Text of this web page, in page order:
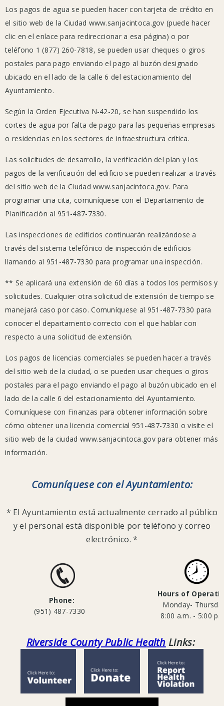
sigue
trabajando)
Centro
comunitario
(hasta
el
30/04/2020)
Instalaciones
recreativas
del
parque
Sallee
(hasta
el
30/04/2020)
Mansión
y
Museo
(hasta
el
30/04/2020)
Cierres
de
la
biblioteca
del
condado
Todas
las
bibliotecas
cerradas
desde
15
de
hasta
Los pagos de agua se pueden hacer con tarjeta de crédito en
el sitio web de la Ciudad www.sanjacintoca.gov (puede hacer
clic en el enlace para redireccionar a esa página) o por
teléfono 1 (877) 260-7818, se pueden usar cheques o giros
postales para pago enviando el pago al buzón designado
ubicado en el lado de la calle 6 del estacionamiento del
Ayuntamiento.
Según la Orden Ejecutiva N-42-20, se han suspendido los
cortes de agua por falta de pago para las pequeñas empresas
o residencias en los sectores de infraestructura crítica.
Las solicitudes de desarrollo, la verificación del plan y los
pagos de la verificación del edificio se pueden realizar a través
del sitio web de la Ciudad www.sanjacintoca.gov. Para
programar una cita, comuníquese con el Departamento de
Planificación al 951-487-7330.
Las inspecciones de edificios continuarán realizándose a
través del sistema telefónico de inspección de edificios
llamando al 951-487-7330 para programar una inspección.
** Se aplicará una extensión de 60 días a todos los permisos y
solicitudes. Cualquier otra solicitud de extensión de tiempo se
manejará caso por caso. Comuníquese al 951-487-7330 para
conocer el departamento correcto con el que hablar con
respecto a una solicitud de extensión.
Los pagos de licencias comerciales se pueden hacer a través
del sitio web de la ciudad, o se pueden usar cheques o giros
postales para el pago enviando el pago al buzón ubicado en el
lado de la calle 6 del estacionamiento del Ayuntamiento.
Comuníquese con Finanzas para obtener información sobre
cómo obtener una licencia comercial 951-487-7330 o visite el
sitio web de la ciudad www.sanjacintoca.gov para obtener más
información.
Comuníquese con el Ayuntamiento:
* El Ayuntamiento está actualmente cerrado al público
y el personal está disponible por teléfono y correo
electrónico. *
Phone:
(951) 487-7330
Hours of
Monday-
8:00 a.m. - 5:00
Riverside County Public Health Links: